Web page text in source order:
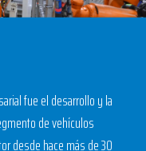
fue el desarrollo y la
de vehículos
desde hace más de 30